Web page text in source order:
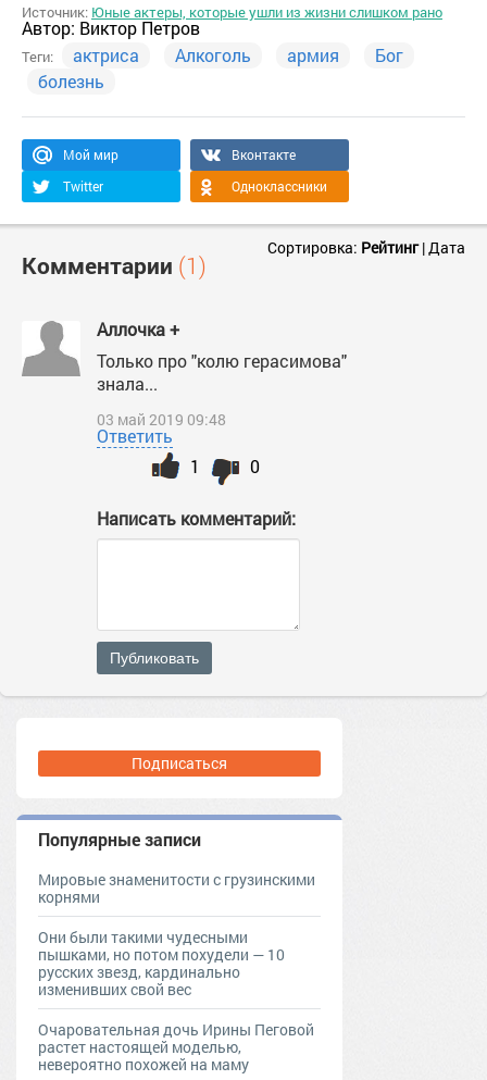
Источник: Юные актеры, которые ушли из жизни слишком рано
Автор: Виктор Петров
Теги: актриса Алкоголь армия
Бог
болезнь
Мой мир
Вконтакте
Twitter
Одноклассники
Комментарии (1)
Сортировка: Рейтинг|Дата
Аллочка +
Только про "колю герасимова"
знала...
03 май 2019 09:48
Ответить
0
1
Написать комментарий:
Публиковать
Подписаться
Популярные записи
Мировые знаменитости с грузинскими
корнями
Они были такими чудесными
пышками, но потом похудели — 10
русских звезд, кардинально
изменивших свой вес
Очаровательная дочь Ирины Пеговой
растет настоящей моделью,
невероятно похожей на маму